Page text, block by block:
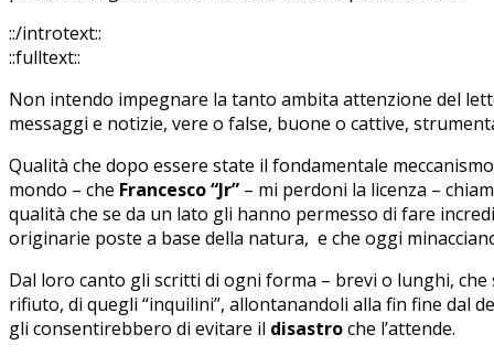
::/introtext::
::fulltext::
Non intendo impegnare la tanto ambita attenzione del
messaggi e notizie, vere o false, buone o cattive,
Qualità che dopo essere state il fondamentale
mondo – che Francesco “Jr” – mi perdoni la licenza –
qualità che se da un lato gli hanno permesso di fare
originarie poste a base della natura, e che oggi
Dal loro canto gli scritti di ogni forma – brevi o lunghi,
rifiuto, di quegli “inquilini”, allontanandoli alla fin fine dal
gli consentirebbero di evitare il disastroche l’attende.